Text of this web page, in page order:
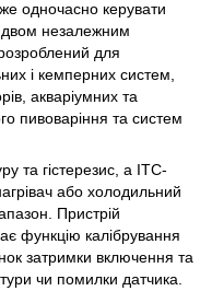
одночасно керувати
двом незалежним
для
і кемперних систем,
акваріумних та
пивоваріння та систем
та гістерезис, а ITC-
або холодильний
Пристрій
функцію калібрування
затримки включення та
чи помилки датчика.